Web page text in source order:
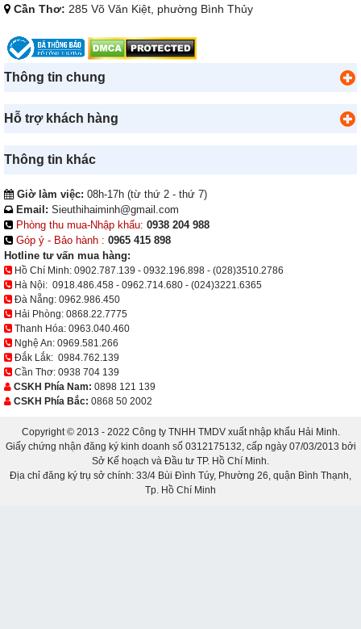
Cần Thơ: 285 Võ Văn Kiệt, phường Bình Thủy
Thông tin chung
Hỗ trợ khách hàng
Thông tin khác
Giờ làm việc: 08h-17h (từ thứ 2 - thứ 7)
Email: Sieuthihaiminh@gmail.com
Phòng thu mua-Nhập khẩu: 0938 204 988
Góp ý - Bảo hành : 0965 415 898
Hotline tư vấn mua hàng:
Hồ Chí Minh: 0902.787.139 - 0932.196.898 - (028)3510.2786
Hà Nội: 0918.486.458 - 0962.714.680 - (024)3221.6365
Đà Nẵng: 0962.986.450
Hải Phòng: 0868.22.7775
Thanh Hóa: 0963.040.460
Nghệ An: 0969.581.266
Đắk Lắk: 0984.762.139
Cần Thơ: 0938 704 139
CSKH Phía Nam: 0898 121 139
CSKH Phía Bắc: 0868 50 2002
Copyright © 2013 - 2022 Công ty TNHH TMDV xuất nhập khẩu Hải Minh.
Giấy chứng nhận đăng ký kinh doanh số 0312175132, cấp ngày 07/03/2013 bởi
Sở Kế hoạch và Đầu tư TP. Hồ Chí Minh.
Địa chỉ đăng ký trụ sở chính: 33/4 Bùi Đình Túy, Phường 26, quận Bình Thạnh,
Tp. Hồ Chí Minh